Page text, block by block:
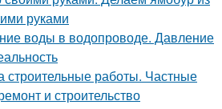
руками
воды в водопроводе. Давление
строительные работы. Частные
и строительство